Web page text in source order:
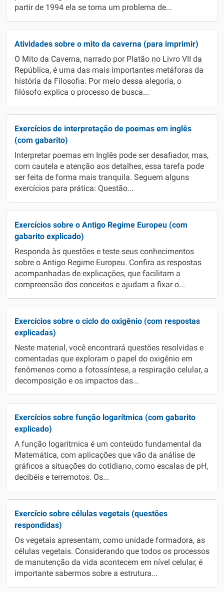
partir de 1994 ela se torna um problema de...
Atividades sobre o mito da caverna (para imprimir)
O Mito da Caverna, narrado por Platão no Livro VII da
República, é uma das mais importantes metáforas da
história da Filosofia. Por meio dessa alegoria, o
filósofo explica o processo de busca...
Exercícios de interpretação de poemas em inglês
(com gabarito)
Interpretar poemas em Inglês pode ser desafiador, mas,
com cautela e atenção aos detalhes, essa tarefa pode
ser feita de forma mais tranquila. Seguem alguns
exercícios para prática: Questão...
Exercícios sobre o Antigo Regime Europeu (com
gabarito explicado)
Responda às questões e teste seus conhecimentos
sobre o Antigo Regime Europeu. Confira as respostas
acompanhadas de explicações, que facilitam a
compreensão dos conceitos e ajudam a fixar o...
Exercícios sobre o ciclo do oxigênio (com respostas
explicadas)
Neste material, você encontrará questões resolvidas e
comentadas que exploram o papel do oxigênio em
fenômenos como a fotossíntese, a respiração celular, a
decomposição e os impactos das...
Exercícios sobre função logarítmica (com gabarito
explicado)
A função logarítmica é um conteúdo fundamental da
Matemática, com aplicações que vão da análise de
gráficos a situações do cotidiano, como escalas de pH,
decibéis e terremotos. Os...
Exercício sobre células vegetais (questões
respondidas)
Os vegetais apresentam, como unidade formadora, as
células vegetais. Considerando que todos os processos
de manutenção da vida acontecem em nível celular, é
importante sabermos sobre a estrutura...